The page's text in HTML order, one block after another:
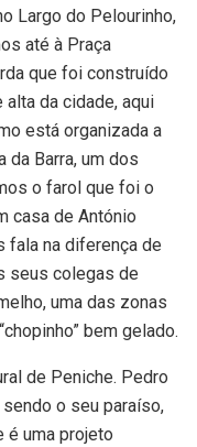
Largo do Pelourinho,
até à Praça
que foi construído
da cidade, aqui
está organizada a
da Barra, um dos
o farol que foi o
casa de António
fala na diferença de
seus colegas de
uma das zonas
bem gelado.
de Peniche. Pedro
o seu paraíso,
é uma projeto